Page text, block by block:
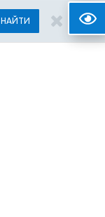
НАЙТИ